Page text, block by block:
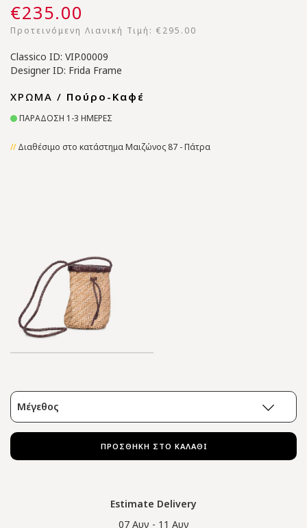
€235.00
Προτεινόμενη Λιανική Τιμή: €295.00
Classico ID: VIP.00009
Designer ID: Frida Frame
ΧΡΩΜΑ / Πούρο-Καφέ
ΠΑΡΑΔΟΣΗ 1-3 ΗΜΕΡΕΣ
Διαθέσιμο στο κατάστημα Μαιζώνος 87 - Πάτρα
Estimate Delivery
07 Αυγ - 11 Αυγ
Μέγεθος
ΠΡΟΣΘΗΚΗ ΣΤΟ ΚΑΛΑΘΙ